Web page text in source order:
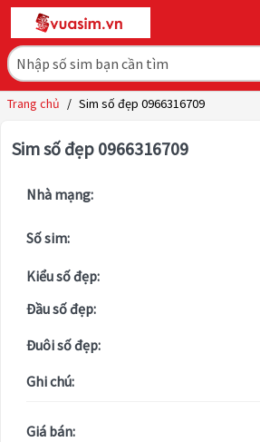
Trang chủ / Sim số đẹp 0966316709
Sim số đẹp 0966316709
Nhà mạng:
Số sim:
Kiểu số đẹp:
Đầu số đẹp:
Đuôi số đẹp:
Ghi chú:
Giá bán: